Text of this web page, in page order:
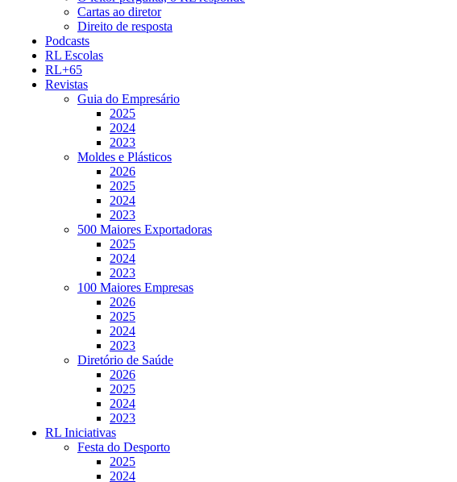
Cartas ao diretor
Direito de resposta
Podcasts
RL Escolas
RL+65
Revistas
Guia do Empresário
2025
2024
2023
Moldes e Plásticos
2026
2025
2024
2023
500 Maiores Exportadoras
2025
2024
2023
100 Maiores Empresas
2026
2025
2024
2023
Diretório de Saúde
2026
2025
2024
2023
RL Iniciativas
Festa do Desporto
2025
2024